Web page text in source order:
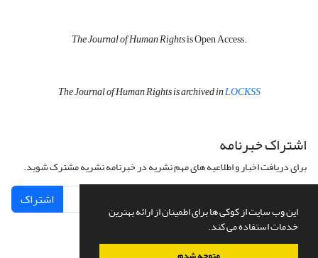
این وب سایت از کوکی ها برای اطمینان از ارائه بهترین
خدمات استفاده می کند.
The Journal of Human Rightsis Open Access.
The Journal of Human Rights is archived inLOCKSS
اشتراک خبرنامه
برای دریافت اخبار و اطلاعیه های مهم نشریه در خبرنامه نشریه مشترک شوید.
اشتراک